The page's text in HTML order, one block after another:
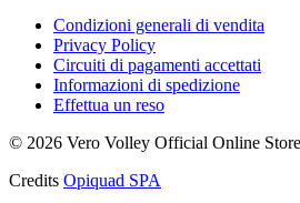
Condizioni generali di vendita
Privacy Policy
Circuiti di pagamenti accettati
Informazioni di spedizione
Effettua un reso
© 2026 Vero Volley Official Online Store
Credits Opiquad SPA